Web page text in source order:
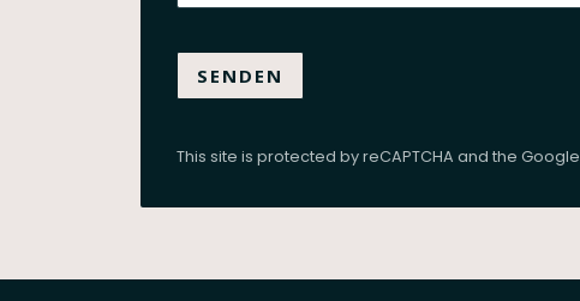
SENDEN
This site is protected by reCAPTCHA and the Google